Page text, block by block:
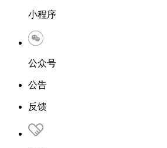
小程序
公众号
公告
反馈